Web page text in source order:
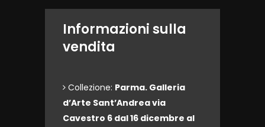
Informazioni sulla
vendita
Collezione: Parma. Galleria
d’Arte Sant’Andrea via
Cavestro 6 dal 16 dicembre al